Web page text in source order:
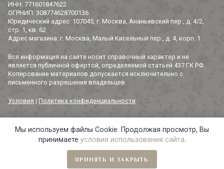
ИНН: 771601847622
ОГРНИП: 308774628700136
Юридический адрес: 107045, г. Москва, Ананьевский пер., д. 4/2,
стр. 1, кв. 62
Адрес магазина: г. Москва, Малый Кисельный пер., д. 4, корп. 1
Вся информация на сайте носит справочный характер и не
является публичной офертой, определяемой статьей 437 ГК РФ.
Копирование материалов допускается исключительно с
письменного разрешения владельцев.
Условия | Политика конфиденциальности
© 2014-2026 «3 СОРОКИ». Все права защищены.
Мы используем файлы Cookie. Продолжая просмотр, Вы
принимаете условия использования сайта.
ПРИНЯТЬ И ЗАКРЫТЬ